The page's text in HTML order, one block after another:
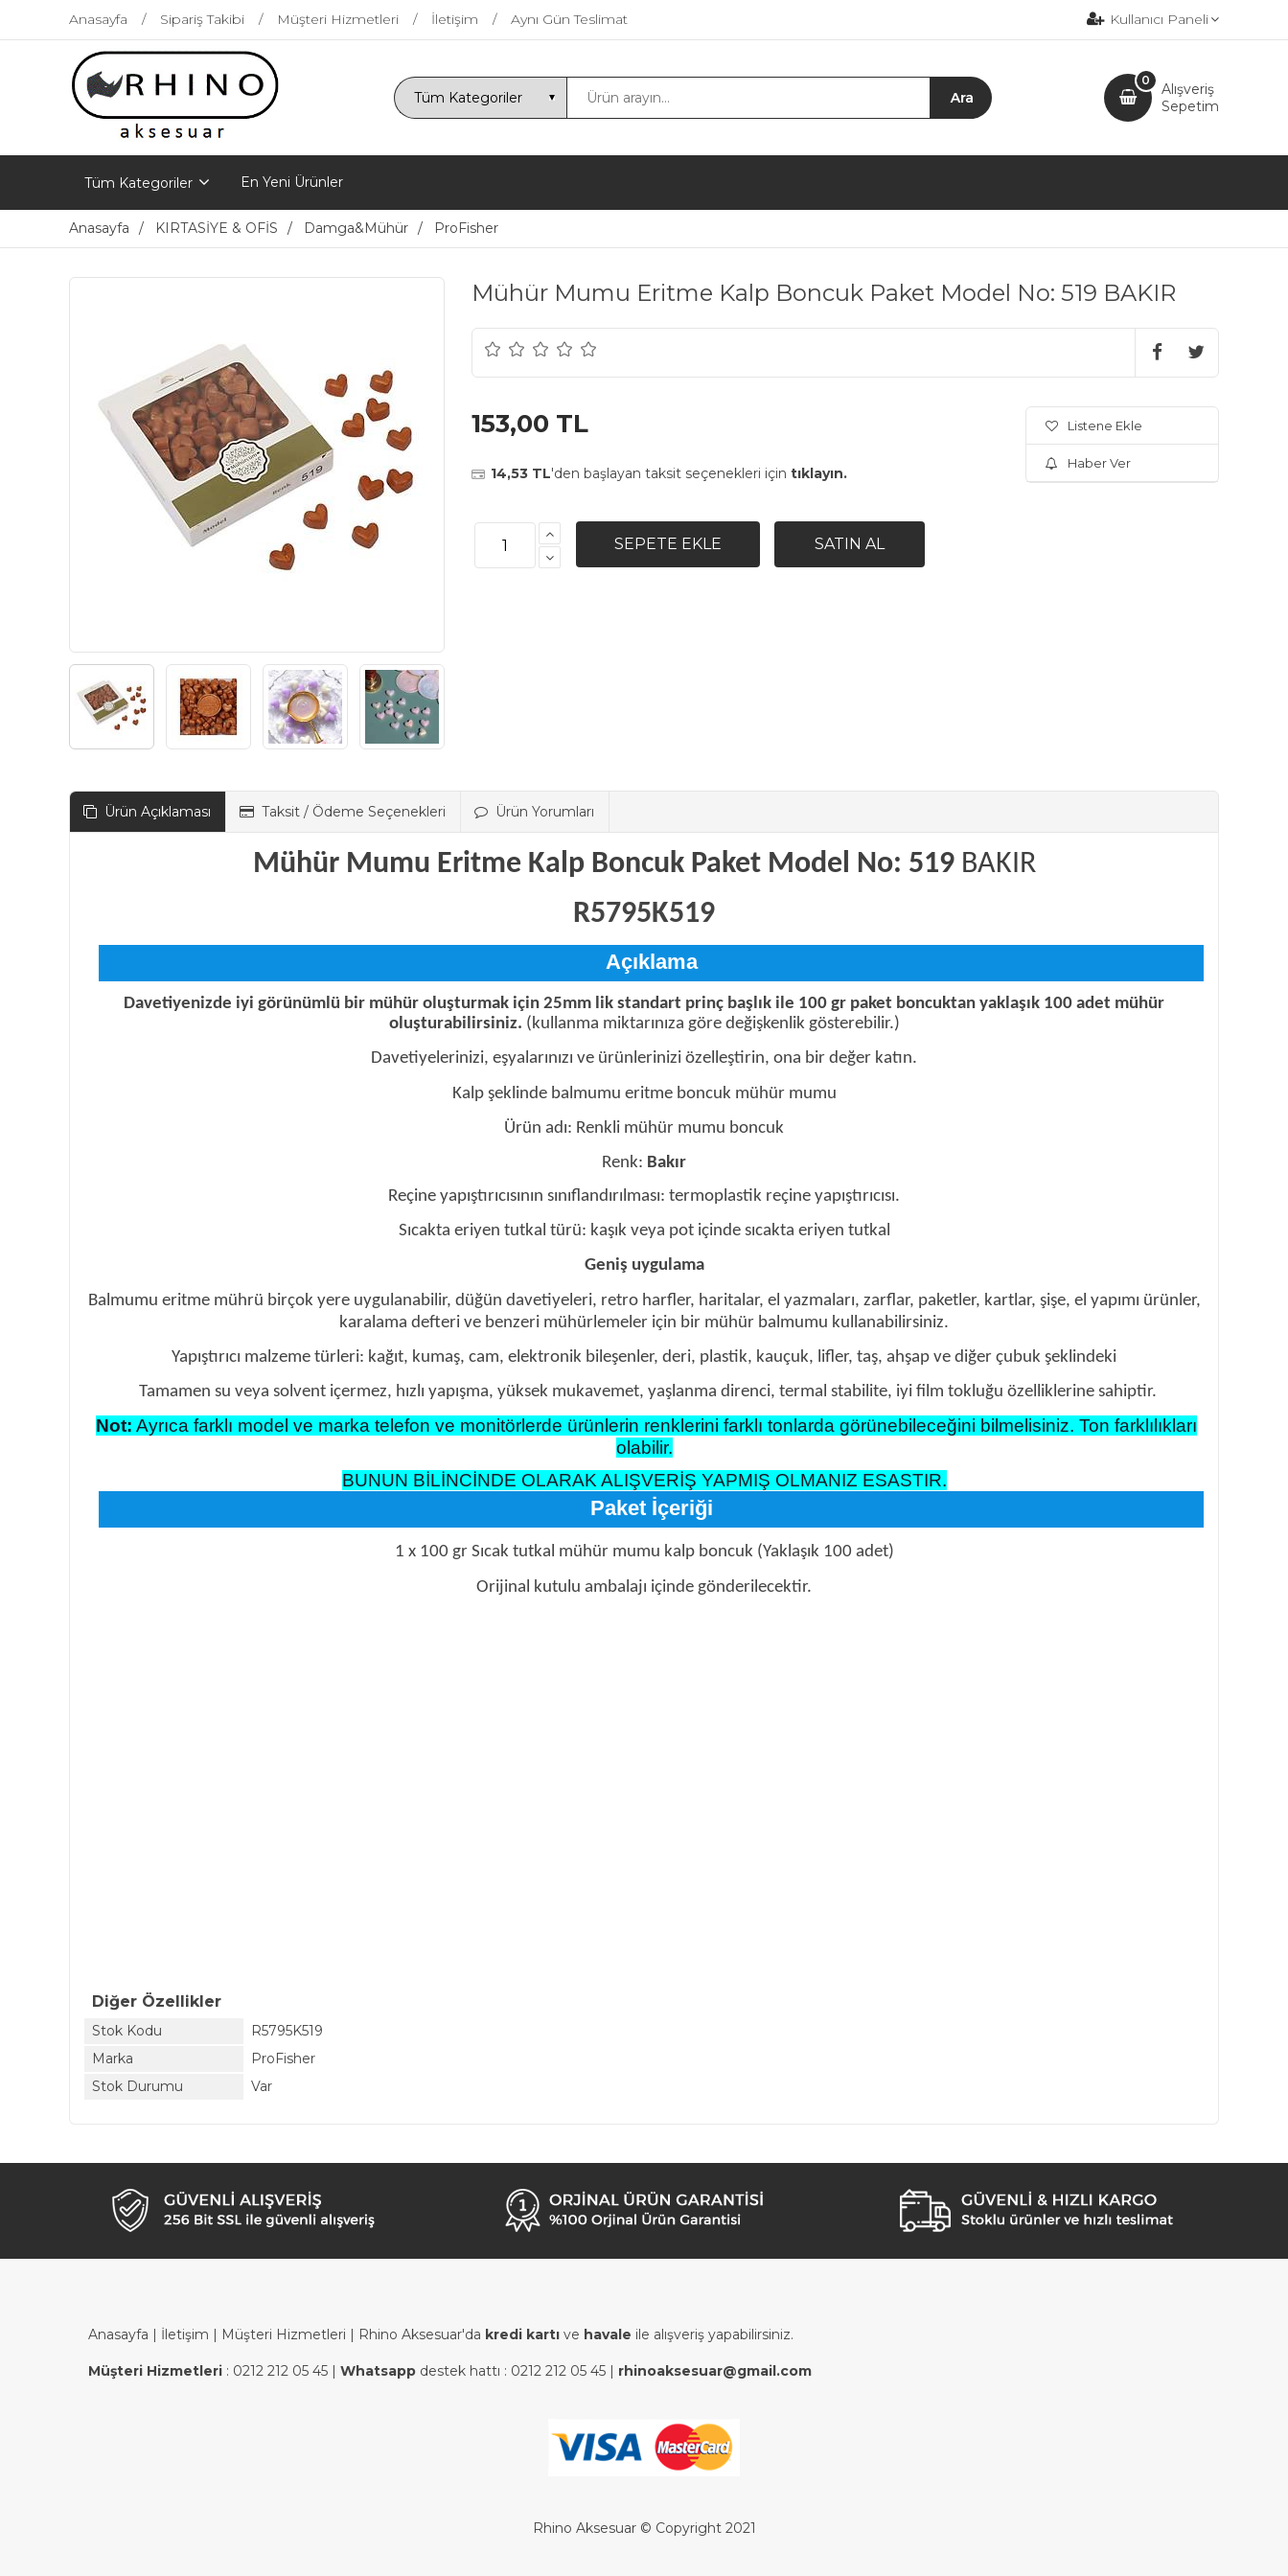
Anasayfa Sipariş Takibi Müşteri Hizmetleri İletişim Aynı Gün Teslimat Kullanıcı Paneli
Alışveriş
Sepetim
0
Tüm Kategoriler En Yeni Ürünler
Anasayfa KIRTASİYE & OFİS Damga&Mühür ProFisher
Mühür Mumu Eritme Kalp Boncuk Paket Model No: 519 BAKIR
153,00 TL
14,53 TL'den başlayan taksit seçenekleri için tıklayın.
Listene Ekle
Haber Ver
Ürün Açıklaması Taksit / Ödeme Seçenekleri Ürün Yorumları
Mühür Mumu Eritme Kalp Boncuk Paket Model No: 519 BAKIR
R5795K519
Açıklama
Davetiyenizde iyi görünümlü bir mühür oluşturmak için 25mm lik standart prinç başlık ile 100 gr paket boncuktan yaklaşık 100 adet mühür
oluşturabilirsiniz. (kullanma miktarınıza göre değişkenlik gösterebilir.)
Davetiyelerinizi, eşyalarınızı ve ürünlerinizi özelleştirin, ona bir değer katın.
Kalp şeklinde balmumu eritme boncuk mühür mumu
Ürün adı: Renkli mühür mumu boncuk
Renk: Bakır
Reçine yapıştırıcısının sınıflandırılması: termoplastik reçine yapıştırıcısı.
Sıcakta eriyen tutkal türü: kaşık veya pot içinde sıcakta eriyen tutkal
Geniş uygulama
Balmumu eritme mührü birçok yere uygulanabilir, düğün davetiyeleri, retro harfler, haritalar, el yazmaları, zarflar, paketler, kartlar, şişe, el yapımı ürünler,
karalama defteri ve benzeri mühürlemeler için bir mühür balmumu kullanabilirsiniz.
Yapıştırıcı malzeme türleri: kağıt, kumaş, cam, elektronik bileşenler, deri, plastik, kauçuk, lifler, taş, ahşap ve diğer çubuk şeklindeki
Tamamen su veya solvent içermez, hızlı yapışma, yüksek mukavemet, yaşlanma direnci, termal stabilite, iyi film tokluğu özelliklerine sahiptir.
Not: Ayrıca farklı model ve marka telefon ve monitörlerde ürünlerin renklerini farklı tonlarda görünebileceğini bilmelisiniz. Ton farklılıkları
olabilir.
BUNUN BİLİNCİNDE OLARAK ALIŞVERİŞ YAPMIŞ OLMANIZ ESASTIR.
Paket İçeriği
1 x 100 gr Sıcak tutkal mühür mumu kalp boncuk (Yaklaşık 100 adet)
Orijinal kutulu ambalajı içinde gönderilecektir.
Diğer Özellikler
Stok Kodu
R5795K519
Marka
ProFisher
Stok Durumu
Var
Anasayfa | İletişim | Müşteri Hizmetleri | Rhino Aksesuar'da kredi kartı ve havale ile alışveriş yapabilirsiniz.
Müşteri Hizmetleri : 0212 212 05 45 | Whatsapp destek hattı : 0212 212 05 45 | rhinoaksesuar@gmail.com
Rhino Aksesuar © Copyright 2021